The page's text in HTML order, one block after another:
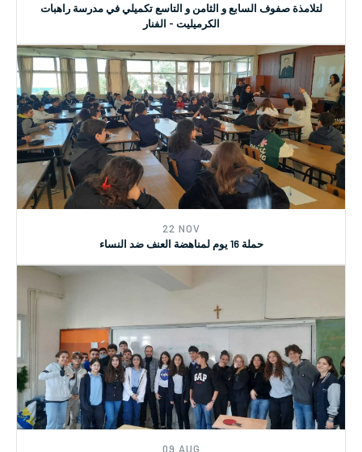
لتلامذة صفوف السابع و الثامن و التاسع تكميلي في مدرسة راهبات
الكرميليت - الفنار
22 NOV
حملة 16 يوم لمناهضة العنف ضد النساء
09 AUG